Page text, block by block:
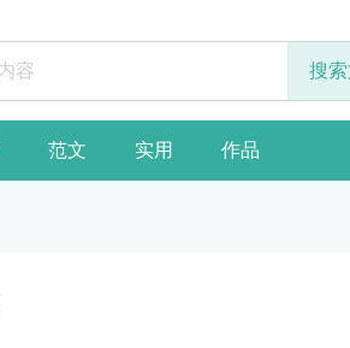
范文 实用 作品